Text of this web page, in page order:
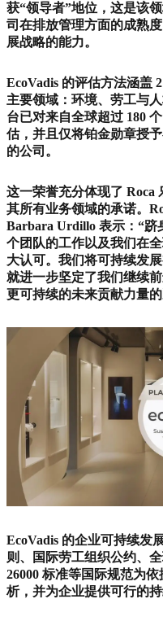
获“领导者”地位，这是该
司在排放管理方面的成熟
展战略的能力。
EcoVadis 的评估方法涵盖
主要领域：环境、劳工与
台已对来自全球超过 180
估，并且仅将铂金勋章授
的公司。
这一荣誉充分体现了 Roca
其所有业务领域的承诺。
Barbara Urdillo 表示：“跻
个团队的工作以及我们在
大认可。我们将可持续发
就进一步坚定了我们继续
更可持续的未来贡献力量
EcoVadis 的企业可持续发
则、国际劳工组织公约、
26000 标准等国际规范为
析，并为企业提供可行的持